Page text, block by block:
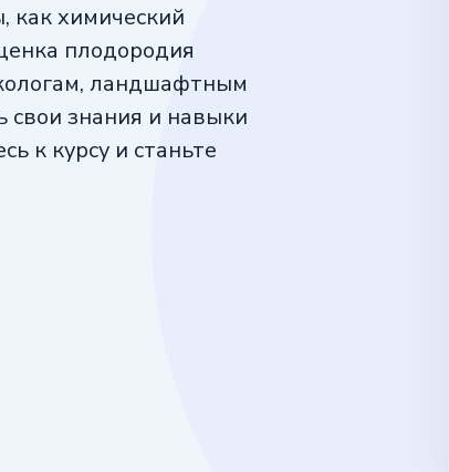
как химический
плодородия
ландшафтным
свои знания и навыки
к курсу и станьте